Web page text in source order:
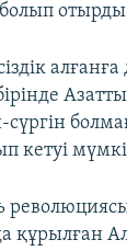
кетуі
құрылған